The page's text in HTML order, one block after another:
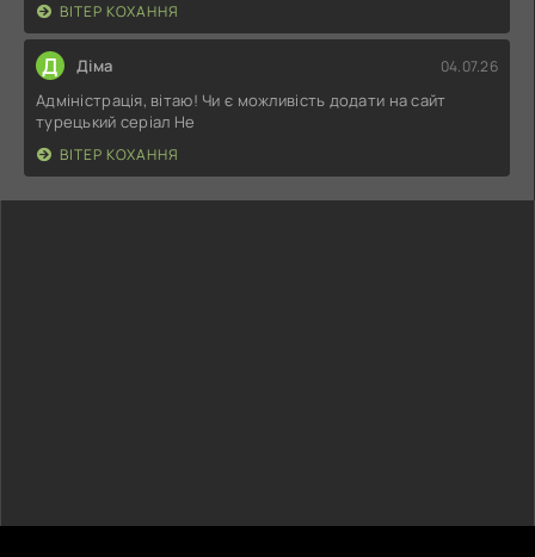
ВІТЕР КОХАННЯ
Д Діма 04.07.26
Адміністрація, вітаю! Чи є можливість додати на сайт
турецький серіал Не
ВІТЕР КОХАННЯ